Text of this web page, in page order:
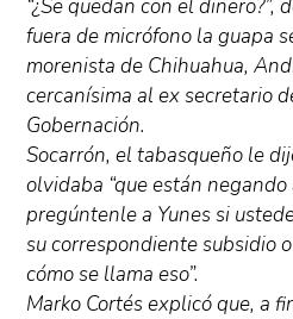
“¿Se quedan con el
fuera de micrófono la guapa
morenista de Chihuahua,
cercanísima al ex secretario
Gobernación.
Socarrón, el tabasqueño le
olvidaba “que están negando
pregúntenle a Yunes si
su correspondiente subsidio
cómo se llama eso”.
Marko Cortés explicó que, a